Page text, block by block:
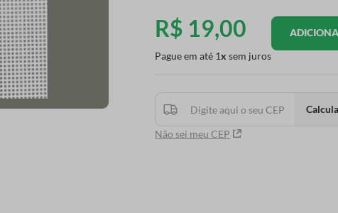
R$ 19,00
Pague em até 1 sem juros
Não sei meu CEP